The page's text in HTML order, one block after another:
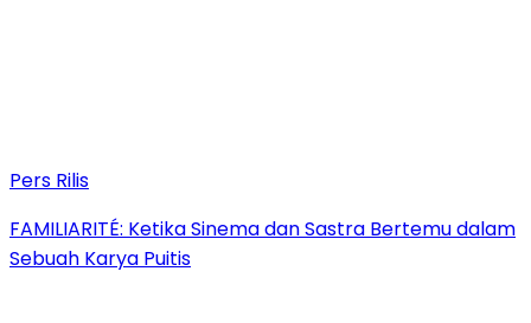
Pers Rilis
FAMILIARITÉ: Ketika Sinema dan Sastra Bertemu dalam
Sebuah Karya Puitis